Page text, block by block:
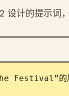
设计的提示词
的原